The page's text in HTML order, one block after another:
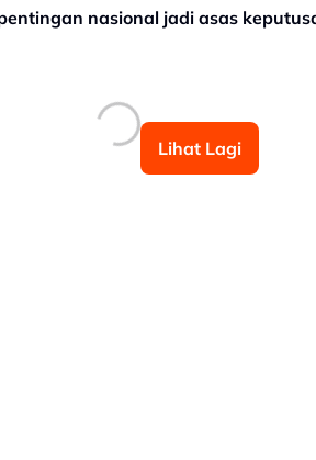
nasional jadi asas
Lihat Lagi